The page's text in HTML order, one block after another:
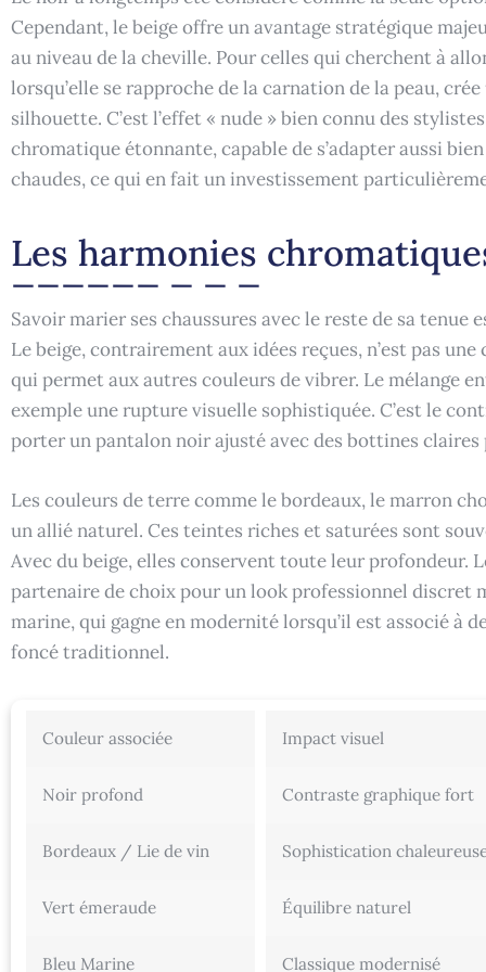
Cependant, le beige offre un avantage stratégique
au niveau de la cheville. Pour celles qui cherchent à
lorsqu’elle se rapproche de la carnation de la peau,
silhouette. C’est l’effet « nude » bien connu des
chromatique étonnante, capable de s’adapter aussi
chaudes, ce qui en fait un investissement
Les harmonies
Savoir marier ses chaussures avec le reste de sa
Le beige, contrairement aux idées reçues, n’est pas
qui permet aux autres couleurs de vibrer. Le mélange
exemple une rupture visuelle sophistiquée. C’est le
porter un pantalon noir ajusté avec des bottines
Les couleurs de terre comme le bordeaux, le marron
un allié naturel. Ces teintes riches et saturées sont
Avec du beige, elles conservent toute leur profondeur.
partenaire de choix pour un look professionnel discret
marine, qui gagne en modernité lorsqu’il est associé à
foncé traditionnel.
Couleur associée Impact visuel
Noir profond Contraste graphique fort
Bordeaux / Lie de vin Sophistication
Vert émeraude Équilibre naturel
Bleu Marine Classique modernisé